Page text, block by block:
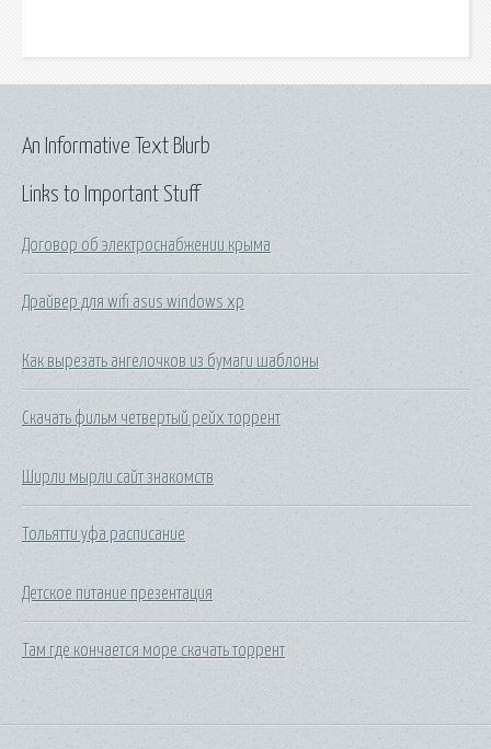
Links to Important Stuff
Договор об электроснабжении крыма
Драйвер для wifi asus windows xp
Как вырезать ангелочков из бумаги шаблоны
Скачать фильм четвертый рейх торрент
Ширли мырли сайт знакомств
Тольятти уфа расписание
Детское питание презентация
Там где кончается море скачать торрент
An Informative Text Blurb